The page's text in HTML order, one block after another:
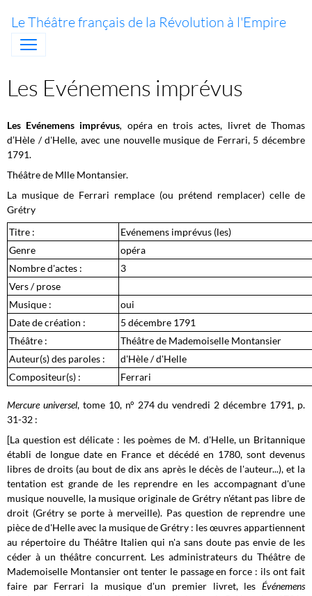
Le Théâtre français de la Révolution à l'Empire
Les Evénemens imprévus
Les Evénemens imprévus, opéra en trois actes, livret de Thomas
d’Hèle / d'Helle, avec une nouvelle musique de Ferrari, 5 décembre
1791.
Théâtre de Mlle Montansier.
La musique de Ferrari remplace (ou prétend remplacer) celle de
Grétry
Titre :
Evénemens imprévus (les)
Genre
opéra
Nombre d'actes :
3
Vers / prose
Musique :
oui
Date de création :
5 décembre 1791
Théâtre :
Théâtre de Mademoiselle Montansier
Auteur(s) des paroles :
d'Hèle / d'Helle
Compositeur(s) :
Ferrari
Mercure universel, tome 10, n° 274 du vendredi 2 décembre 1791, p.
31-32 :
[La question est délicate : les poèmes de M. d'Helle, un Britannique
établi de longue date en France et décédé en 1780, sont devenus
libres de droits (au bout de dix ans après le décès de l'auteur...), et la
tentation est grande de les reprendre en les accompagnant d'une
musique nouvelle, la musique originale de Grétry n'étant pas libre de
droit (Grétry se porte à merveille). Pas question de reprendre une
pièce de d'Helle avec la musique de Grétry : les œuvres appartiennent
au répertoire du Théâtre Italien qui n'a sans doute pas envie de les
céder à un théâtre concurrent. Les administrateurs du Théâtre de
Mademoiselle Montansier ont tenter le passage en force : ils ont fait
faire par Ferrari la musique d'un premier livret, lesÉvénemens